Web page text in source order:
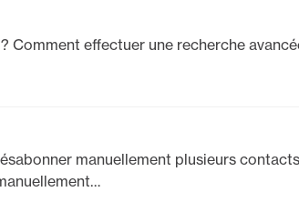
Comment effectuer une recherche
manuellement plusieurs